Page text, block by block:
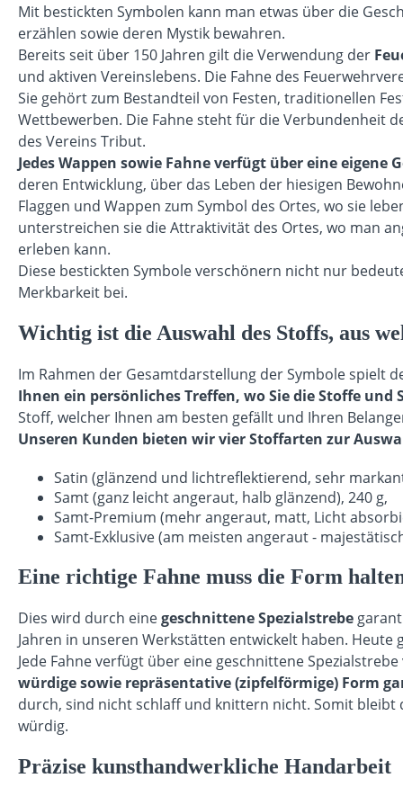
Mit bestickten Symbolen kann man etwas über die
erzählen sowie deren Mystik bewahren.
Bereits seit über 150 Jahren gilt die Verwendung der
und aktiven Vereinslebens. Die Fahne des
Sie gehört zum Bestandteil von Festen, traditionellen
Wettbewerben. Die Fahne steht für die Verbundenheit
des Vereins Tribut.
Jedes Wappen sowie Fahne verfügt über eine eigene
deren Entwicklung, über das Leben der hiesigen
Flaggen und Wappen zum Symbol des Ortes, wo sie
unterstreichen sie die Attraktivität des Ortes, wo man
erleben kann.
Diese bestickten Symbole verschönern nicht nur
Merkbarkeit bei.
Wichtig ist die Auswahl des Stoffs, aus
Im Rahmen der Gesamtdarstellung der Symbole spielt
Ihnen ein persönliches Treffen, wo Sie die Stoffe
Stoff, welcher Ihnen am besten gefällt und Ihren
Unseren Kunden bieten wir vier Stoffarten zur
Satin (glänzend und lichtreflektierend, sehr
Samt (ganz leicht angeraut, halb glänzend), 240 g,
Samt-Premium (mehr angeraut, matt, Licht
Samt-Exklusive (am meisten angeraut -
Eine richtige Fahne muss die Form
Dies wird durch einegeschnittene Spezialstrebe
Jahren in unseren Werkstätten entwickelt haben.
Jede Fahne verfügt über eine geschnittene
würdige sowie repräsentative (zipfelförmige) Form
durch, sind nicht schlaff und knittern nicht. Somit
würdig.
Präzise kunsthandwerkliche Handarbeit